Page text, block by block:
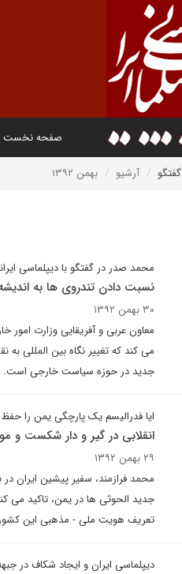
صفحه نخست
گفتگو آرشیو بهمن ۱۳۹۲
محمد صدر در گفتگو با دیپلماسی
نسبت دادن تندروی ها به
۳۰ بهمن ۱۳۹۲
معاون عربی و آفریقایی وزارت امور
می کند که تغییر نگاه بین المللی
جدید در حوزه سیاست خارجی است.
ایا فدرالیسم یک پارچگی یمن را
انقلابی در گیر و دار شکست و
۲۹ بهمن ۱۳۹۲
محمد فرازمند، سفیر پیشین ایران
جدید الحوثی ها در یمن، تاکید می
تعریف هویت ملی - مذهبی این کشور
دیپلماسی ایران و ایجاد شکاف در